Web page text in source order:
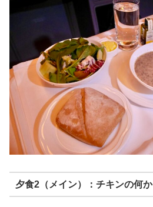
夕食2（メイン）：チキンの何か